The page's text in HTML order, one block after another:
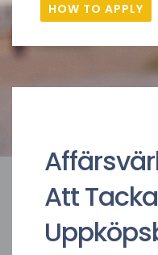
HOW TO APPLY
Att